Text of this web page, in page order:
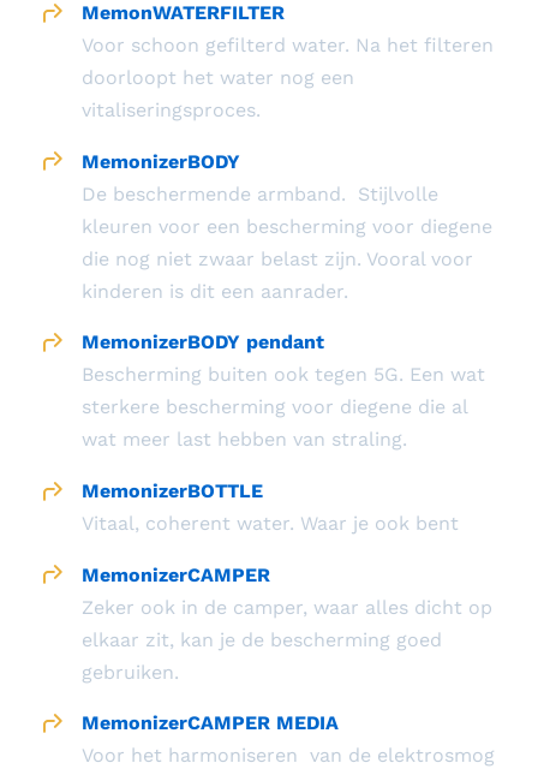
FAQ
Search
for:
MemonWATERFILTER
Voor schoon gefilterd water. Na het filteren
doorloopt het water nog een
vitaliseringsproces.
MemonizerBODY
De beschermende armband. Stijlvolle
kleuren voor een bescherming voor diegene
die nog niet zwaar belast zijn. Vooral voor
kinderen is dit een aanrader.
MemonizerBODY pendant
Bescherming buiten ook tegen 5G. Een wat
sterkere bescherming voor diegene die al
wat meer last hebben van straling.
MemonizerBOTTLE
Vitaal, coherent water. Waar je ook bent
MemonizerCAMPER
Zeker ook in de camper, waar alles dicht op
elkaar zit, kan je de bescherming goed
gebruiken.
MemonizerCAMPER MEDIA
Voor het harmoniseren van de elektrosmog